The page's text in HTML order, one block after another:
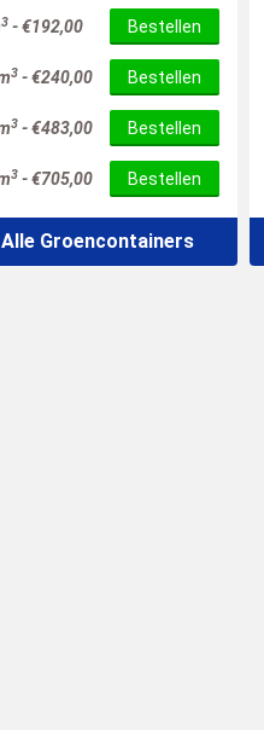
3 -€192,00 Bestellen
3 -€240,00 Bestellen
3 -€483,00 Bestellen
3 -€705,00 Bestellen
Alle Groencontainers